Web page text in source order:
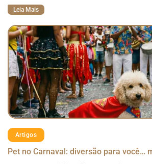
Leia Mais
Artigos
Pet no Carnaval: diversão para você…